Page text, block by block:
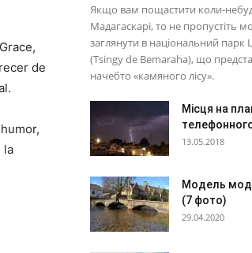
de
la
Якщо вам пощастити коли-
Мадагаскарі, то не пропустіть
заглянути в національний
(Tsingy de Bemaraha), що
начебто «камяного лісу».
Місця на
13.05.2018
Модель
(7 фото)
29.04.2020